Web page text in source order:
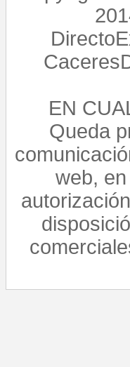
EN
Queda
web,